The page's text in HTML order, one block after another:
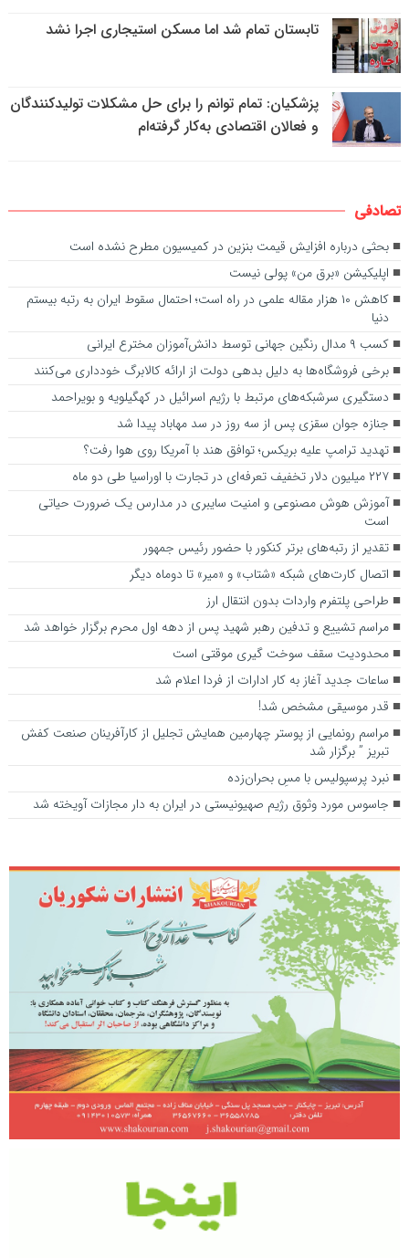
تابستان تمام شد اما مسکن استیجاری اجرا نشد
پزشکیان: تمام توانم را برای حل مشکلات تولیدکنندگان
و فعالان اقتصادی به‌کار گرفته‌ام
تصادفی
بحثی درباره افزایش قیمت بنزین در کمیسیون مطرح نشده است
اپلیکیشن «برق من» پولی نیست
کاهش ۱۰ هزار مقاله علمی در راه است؛ احتمال سقوط ایران به رتبه بیستم
دنیا
کسب ۹ مدال رنگین جهانی توسط دانش‌آموزان مخترع ایرانی
برخی فروشگاه‌ها به دلیل بدهی دولت از ارائه کالابرگ خودداری می‌کنند
دستگیری سرشبکه‌های مرتبط با رژیم اسرائیل در کهگیلویه و بویراحمد
جنازه جوان سقزی پس از سه روز در سد مهاباد پیدا شد
تهدید ترامپ علیه بریکس؛ توافق هند با آمریکا روی هوا رفت؟
۲۲۷ میلیون دلار تخفیف تعرفه‌ای در تجارت با اوراسیا طی دو ماه
آموزش هوش مصنوعی و امنیت سایبری در مدارس یک ضرورت حیاتی
است
تقدیر از رتبه‌های برتر کنکور با حضور رئیس جمهور
اتصال کارت‌های شبکه «شتاب» و «میر» تا دوماه دیگر
طراحی پلتفرم واردات بدون انتقال ارز
مراسم تشییع و تدفین رهبر شهید پس از دهه اول محرم برگزار خواهد شد
محدودیت سقف سوخت گیری موقتی است
ساعات جدید آغاز به کار ادارات از فردا اعلام شد
قدر موسیقی مشخص شد!
مراسم رونمایی از پوستر چهارمین همایش تجلیل از کارآفرینان صنعت کفش
تبریز ” برگزار شد
نبرد پرسپولیس با مسِ بحران‌زده
جاسوس مورد وثوق رژیم صهیونیستی در ایران به دار مجازات آویخته شد